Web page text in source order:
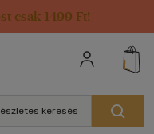
csak 1499 Ft!
keresés